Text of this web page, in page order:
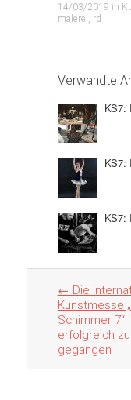
14/03/2019 in
malerei, rd
Verwandte
KS7:
KS7:
KS7:
Artikel
Navigation
← Die
Kunstmesse
Schimmer 7“
erfolgreich
gegangen